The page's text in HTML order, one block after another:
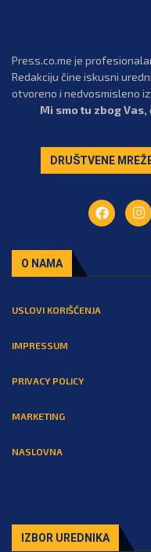
Press.co.me je
Redakciju čine iskusni
otvoreno i nedvosmisleno
Mi smo tu zbog Vas,
DRUŠTVENE
O NAMA
USLOVI KORIŠĆENJA
IMPRESSUM
PRIVACY POLICY
MARKETING
NASLOVNA
IZBOR UREDNIKA